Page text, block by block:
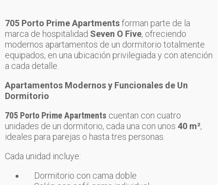
705 Porto Prime Apartmentsforman parte de la
marca de hospitalidad Seven O Five, ofreciendo
modernos apartamentos de un dormitorio totalmente
equipados, en una ubicación privilegiada y con atención
a cada detalle.
Apartamentos Modernos y Funcionales de Un
Dormitorio
705 Porto Prime Apartments cuentan con cuatro
unidades de un dormitorio, cada una con unos 40 m²,
ideales para parejas o hasta tres personas.
Cada unidad incluye:
Dormitorio con cama doble